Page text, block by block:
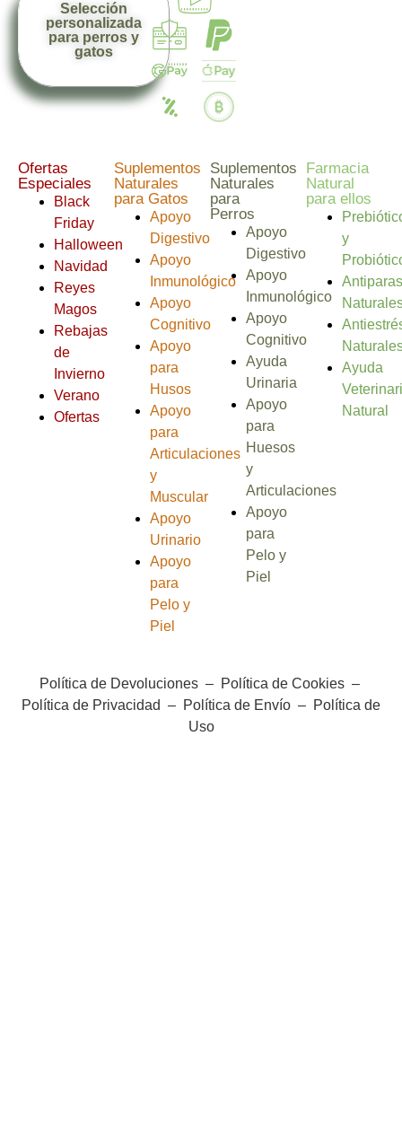
Selección
personalizada
para perros y
gatos
Ofertas
Especiales
Black
Friday
Halloween
Navidad
Reyes
Magos
Rebajas
de
Invierno
Verano
Ofertas
Suplementos
Naturales
para Gatos
Apoyo
Digestivo
Apoyo
Inmunológico
Apoyo
Cognitivo
Apoyo
para
Husos
Apoyo
para
Articulaciones
y
Muscular
Apoyo
Urinario
Apoyo
para
Pelo y
Piel
Suplementos
Naturales
para
Perros
Apoyo
Digestivo
Apoyo
Inmunológico
Apoyo
Cognitivo
Ayuda
Urinaria
Apoyo
para
Huesos
y
Articulaciones
Apoyo
para
Pelo y
Piel
Farmacia
Natural
para ellos
y
Ayuda
Natural
Política de Devoluciones– Política de Cookies–
Política de Privacidad – Política de Envío – Política de
Uso